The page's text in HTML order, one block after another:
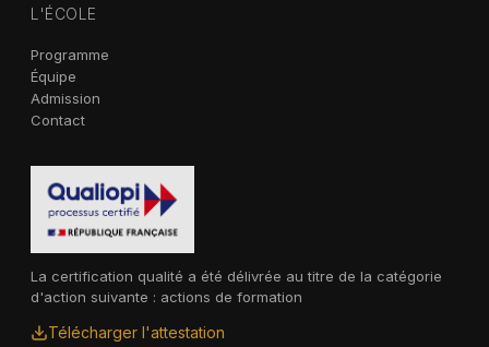
L'ÉCOLE
Programme
Équipe
Admission
Contact
La certification qualité a été délivrée au titre de la catégorie
d'action suivante : actions de formation
Télécharger l'attestation